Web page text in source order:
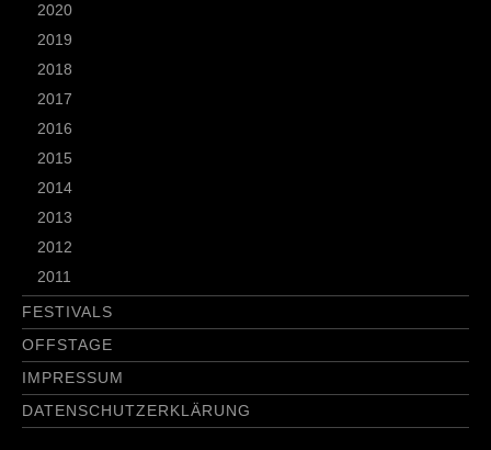
2020
2019
2018
2017
2016
2015
2014
2013
2012
2011
FESTIVALS
OFFSTAGE
IMPRESSUM
DATENSCHUTZERKLÄRUNG